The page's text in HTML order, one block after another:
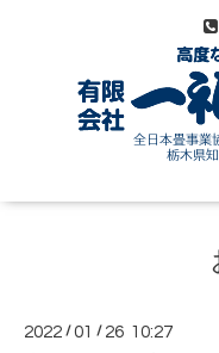
2022 /01 / 26 10:27